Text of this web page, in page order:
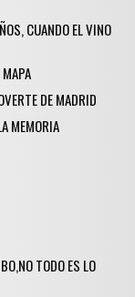
CUANDO EL VINO
DE MADRID
MEMORIA
TODO ES LO